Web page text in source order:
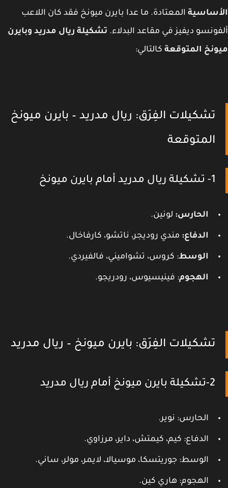
المعتادة. ما عدا بايرن ميونخ فقد كان اللاعب
ديفيز في مقاعد البدلاء.تشكيلة ريال مدريد وبايرن
المتوقعةكالتالي:
تشكيلات الفِرَق: ريال مدريد – بايرن ميونخ
المتوقعة
الحارس:لونين.
الدفاع:مندي روديجر، ناتشو، كارفاخال.
الوسط: كروس، تشواميني، فالفيردي.
الهجوم: فينيسيوس، رودريجو.
تشكيلات الفِرَق: بايرن ميونخ – ريال مدريد
الحارس: نوير.
الدفاع: كيم، كيمتش، داير، مرزاوي.
الوسط: جوريتسكا، موسيالا، لايمر، مولر، ساني.
الهجوم: هاري كين.